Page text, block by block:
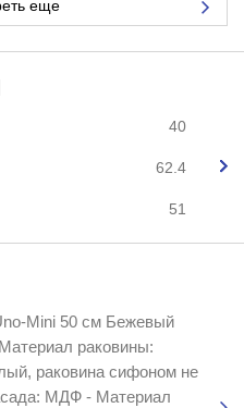
еще
40
62.4
51
Mini 50 см Бежевый
раковины:
раковина сифоном не
МДФ - Материал